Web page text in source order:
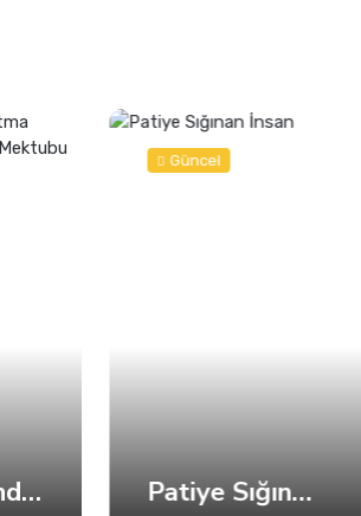
İmamoğlu’ndan Fatma Başkan’a Dayanışma Mektubu
Güncel
Patiye Sığınan İnsan